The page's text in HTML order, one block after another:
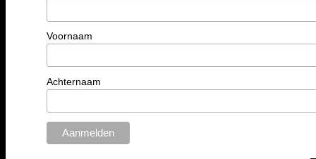
Voornaam
Achternaam